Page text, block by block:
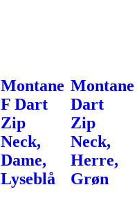
Montane
F Dart
Zip
Neck,
Dame,
Lyseblå
Montane
Dart
Zip
Neck,
Herre,
Grøn